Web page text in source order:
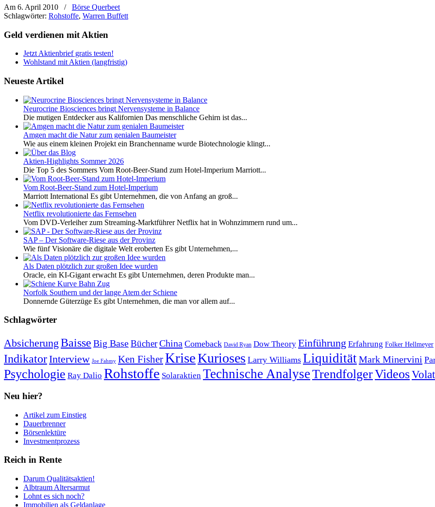
Am 6. April 2010 /
Börse Querbeet
Schlagwörter: Rohstoffe, Warren Buffett
Geld verdienen mit Aktien
Jetzt Aktienbrief gratis testen!
Wohlstand mit Aktien (langfristig)
Neueste Artikel
Neurocrine Biosciences bringt Nervensysteme in Balance
Die mutigen Entdecker aus Kalifornien Das menschliche Gehirn ist das...
Amgen macht die Natur zum genialen Baumeister
Wie aus einem kleinen Projekt ein Branchenname wurde Biotechnologie klingt...
Aktien-Highlights Sommer 2026
Die Top 5 des Sommers Vom Root-Beer-Stand zum Hotel-Imperium Marriott...
Vom Root-Beer-Stand zum Hotel-Imperium
Marriott International Es gibt Unternehmen, die von Anfang an groß...
Netflix revolutionierte das Fernsehen
Vom DVD-Verleiher zum Streaming-Marktführer Netflix hat in Wohnzimmern rund um...
SAP – Der Software-Riese aus der Provinz
Wie fünf Visionäre die digitale Welt eroberten Es gibt Unternehmen,...
Als Daten plötzlich zur großen Idee wurden
Oracle, ein KI-Gigant erwacht Es gibt Unternehmen, deren Produkte man...
Norfolk Southern und der lange Atem der Schiene
Donnernde Güterzüge Es gibt Unternehmen, die man vor allem auf...
Schlagwörter
Absicherung Baisse Big BaseBücherChina Comeback David Ryan Dow Theory Einführung Erfahrung Folker Hellmeyer
IndikatorInterview Joe Fahmy Ken FisherKriseKurioses Larry Williams LiquiditätMark Minervini
Psychologie Ray Dalio Rohstoffe Solaraktien Technische AnalyseTrendfolgerVideos
Neu hier?
Artikel zum Einstieg
Dauerbrenner
Börsenlektüre
Investmentprozess
Reich in Rente
Darum Qualitätsaktien!
Albtraum Altersarmut
Lohnt es sich noch?
Immobilien als Geldanlage